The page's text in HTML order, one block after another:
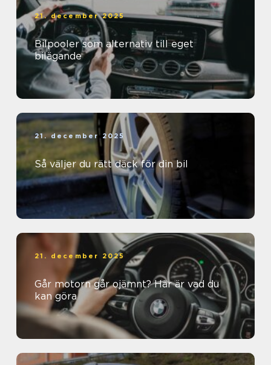
21. december 2025
Bilpooler som alternativ till eget
bilägande
21. december 2025
Så väljer du rätt däck för din bil
21. december 2025
Går motorn går ojämnt? Här är vad du
kan göra